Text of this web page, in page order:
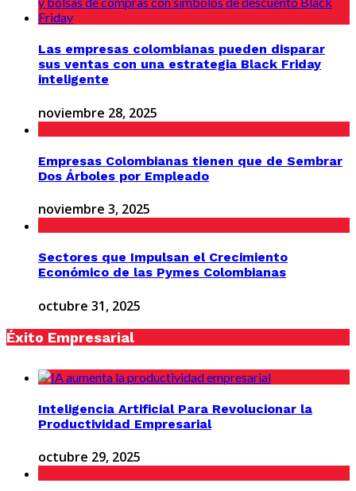
Las empresas colombianas pueden disparar
sus ventas con una estrategia Black Friday
inteligente
noviembre 28, 2025
Empresas Colombianas tienen que de Sembrar
Dos Árboles por Empleado
noviembre 3, 2025
Sectores que Impulsan el Crecimiento
Económico de las Pymes Colombianas
octubre 31, 2025
Éxito Empresarial
Inteligencia Artificial Para Revolucionar la
Productividad Empresarial
octubre 29, 2025